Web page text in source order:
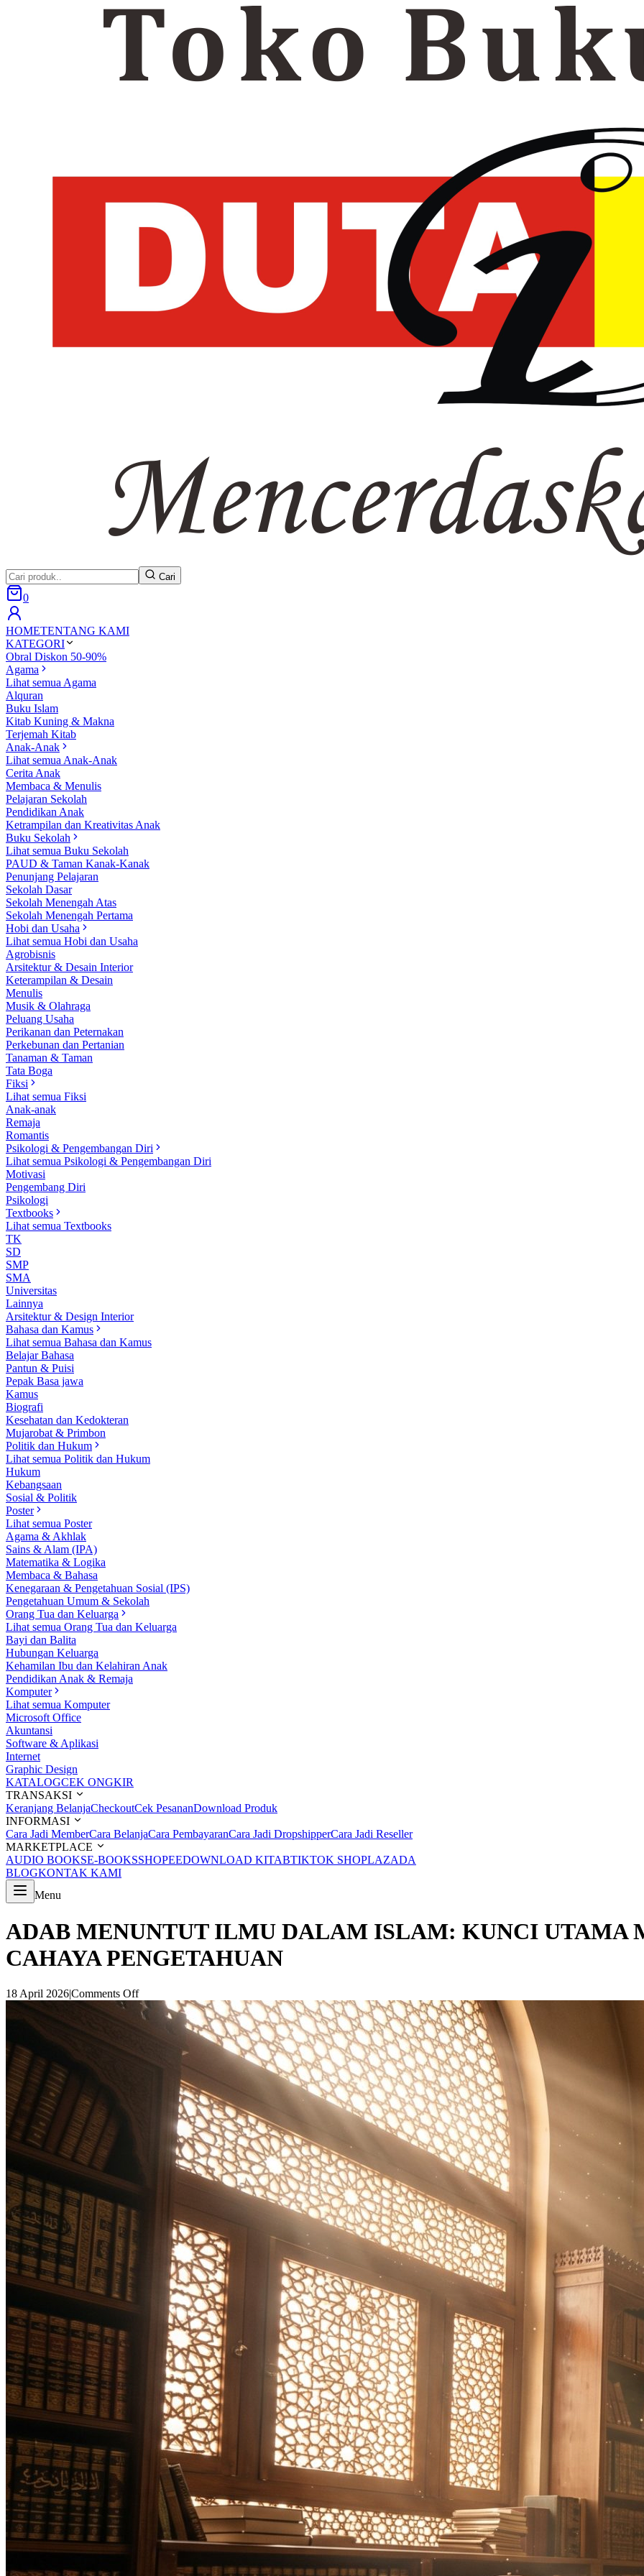
Cari
0
HOMETENTANG KAMI
KATEGORI
Obral Diskon 50-90%
Agama
Lihat semua Agama
Alquran
Buku Islam
Kitab Kuning & Makna
Terjemah Kitab
Anak-Anak
Lihat semua Anak-Anak
Cerita Anak
Membaca & Menulis
Pelajaran Sekolah
Pendidikan Anak
Ketrampilan dan Kreativitas Anak
Buku Sekolah
Lihat semua Buku Sekolah
PAUD & Taman Kanak-Kanak
Penunjang Pelajaran
Sekolah Dasar
Sekolah Menengah Atas
Sekolah Menengah Pertama
Hobi dan Usaha
Lihat semua Hobi dan Usaha
Agrobisnis
Arsitektur & Desain Interior
Keterampilan & Desain
Menulis
Musik & Olahraga
Peluang Usaha
Perikanan dan Peternakan
Perkebunan dan Pertanian
Tanaman & Taman
Tata Boga
Fiksi
Lihat semua Fiksi
Anak-anak
Remaja
Romantis
Psikologi & Pengembangan Diri
Lihat semua Psikologi & Pengembangan Diri
Motivasi
Pengembang Diri
Psikologi
Textbooks
Lihat semua Textbooks
TK
SD
SMP
SMA
Universitas
Lainnya
Arsitektur & Design Interior
Bahasa dan Kamus
Lihat semua Bahasa dan Kamus
Belajar Bahasa
Pantun & Puisi
Pepak Basa jawa
Kamus
Biografi
Kesehatan dan Kedokteran
Mujarobat & Primbon
Politik dan Hukum
Lihat semua Politik dan Hukum
Hukum
Kebangsaan
Sosial & Politik
Poster
Lihat semua Poster
Agama & Akhlak
Sains & Alam (IPA)
Matematika & Logika
Membaca & Bahasa
Kenegaraan & Pengetahuan Sosial (IPS)
Pengetahuan Umum & Sekolah
Orang Tua dan Keluarga
Lihat semua Orang Tua dan Keluarga
Bayi dan Balita
Hubungan Keluarga
Kehamilan Ibu dan Kelahiran Anak
Pendidikan Anak & Remaja
Komputer
Lihat semua Komputer
Microsoft Office
Akuntansi
Software & Aplikasi
Internet
Graphic Design
KATALOGCEK ONGKIR
TRANSAKSI
Keranjang BelanjaCheckoutCek PesananDownload Produk
INFORMASI
Cara Jadi MemberCara BelanjaCara PembayaranCara Jadi DropshipperCara Jadi Reseller
MARKETPLACE
AUDIO BOOKSE-BOOKSSHOPEEDOWNLOAD KITABTIKTOK SHOPLAZADA
BLOGKONTAK KAMI
Menu
ADAB MENUNTUT ILMU DALAM ISLAM: KUNCI UTAMA
CAHAYA PENGETAHUAN
18 April 2026|Comments Off